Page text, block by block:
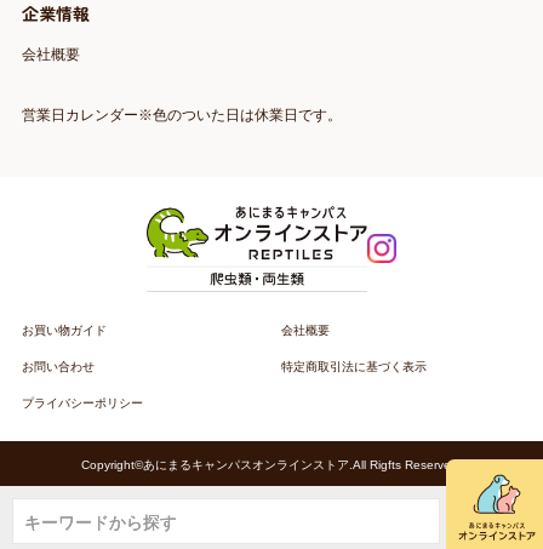
企業情報
会社概要
営業日カレンダー※色のついた日は休業日です。
お買い物ガイド 会社概要
お問い合わせ 特定商取引法に基づく表示
プライバシーポリシー
Copyright©あにまるキャンパスオンラインストア.All Rigfts Reserved.
キーワードから探す
キーワードから探す
キーワードから探す